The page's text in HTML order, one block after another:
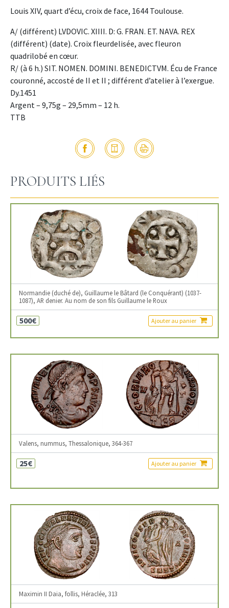
Louis XIV, quart d’écu, croix de face, 1644 Toulouse.
A/ (différent) LVDOVIC. XIIII. D: G. FRAN. ET. NAVA. REX
(différent) (date). Croix fleurdelisée, avec fleuron
quadrilobé en cœur.
R/ (à 6 h.) SIT. NOMEN. DOMINI. BENEDICTVM. Écu de France
couronné, accosté de II et II ; différent d’atelier à l’exergue.
Dy.1451
Argent – 9,75g – 29,5mm – 12 h.
TTB
PRODUITS LIÉS
Normandie (duché de), Guillaume le Bâtard (le Conquérant) (1037-
1087), AR denier. Au nom de son fils Guillaume le Roux
500€ Ajouter au panier
Valens, nummus, Thessalonique, 364-367
25€ Ajouter au panier
Maximin II Daia, follis, Héraclée, 313